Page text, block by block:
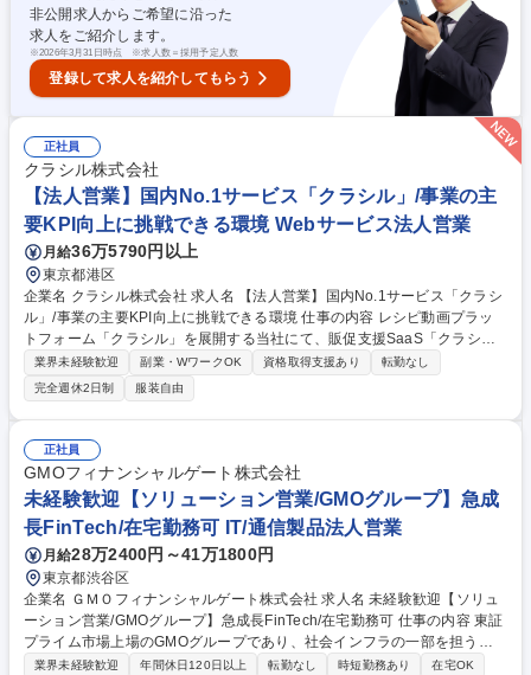
ます。 募集職種 【フィールドセールスオープンポジション】マネーフォ
ワードクラウド
非公開求人からご希望に沿った
求人をご紹介します。
※2026年3月31日時点 ※求人数＝採用予定人数
登録して求人を紹介してもらう
正社員
クラシル株式会社
【法人営業】国内No.1サービス「クラシル」/事業の主
要KPI向上に挑戦できる環境 Webサービス法人営業
月給36万5790円以上
東京都港区
企業名 クラシル株式会社 求人名 【法人営業】国内No.1サービス「クラシ
ル」/事業の主要KPI向上に挑戦できる環境 仕事の内容 レシピ動画プラッ
トフォーム「クラシル」を展開する当社にて、販促支援SaaS「クラシル
チラシ」の新規開拓営業から導入後の定着活用まで一気通貫で担当いただ
きます！小売企業の店舗売上向上に貢献する仕事です。 【具体的には】■
小売企業の責任者に対する導入提案営業(リード創出～クローズ) ■アカウ
ント戦略や商談計画の策定及び実行 ■導入企業に対するカスタマーサクセ
ス業務 ■部門単位の営業戦略立案・推進 【仕事の魅力】主要KPI向上に直
結する戦略策定から推進まで挑戦可能です。経営陣と連携し、業界課題を
踏まえたプロダクト改善や新規機能企画に携わり、多くのユーザーが利用
するサービスの成長に貢献できます。 募集職種 【法人営業】国内No.1サ
ービス「クラシル」/事業の主要KPI向上に挑戦できる環境
業界未経験歓迎 副業・WワークOK 資格取得支援あり
転勤なし
完全週休2日制
服装自由
正社員
GMOフィナンシャルゲート株式会社
未経験歓迎【ソリューション営業/GMOグループ】急成
長FinTech/在宅勤務可 IT/通信製品法人営業
月給28万2400円～41万1800円
東京都渋谷区
企業名 ＧＭＯフィナンシャルゲート株式会社 求人名 未経験歓迎【ソリュ
ーション営業/GMOグループ】急成長FinTech/在宅勤務可 仕事の内容 東証
プライム市場上場のGMOグループであり、社会インフラの一部を担うキ
ャッシュレス決済のプラットフォーマーとして、キャッシュレス決済端末
業界未経験歓迎 年間休日120日以上 転勤なし 時短勤務あり
在宅OK